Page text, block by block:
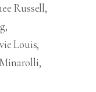
Russell
Louis